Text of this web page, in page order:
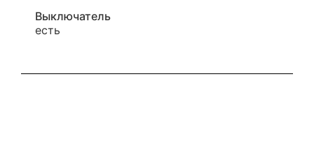
Выключатель
есть